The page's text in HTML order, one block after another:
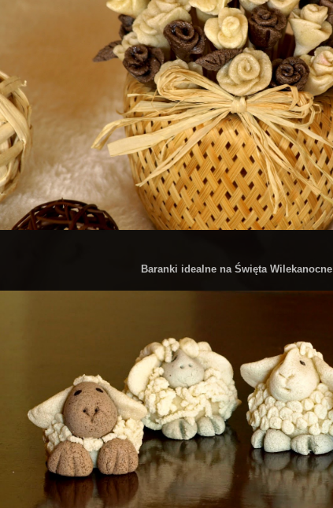
Baranki idealne na Święta Wilekanocne